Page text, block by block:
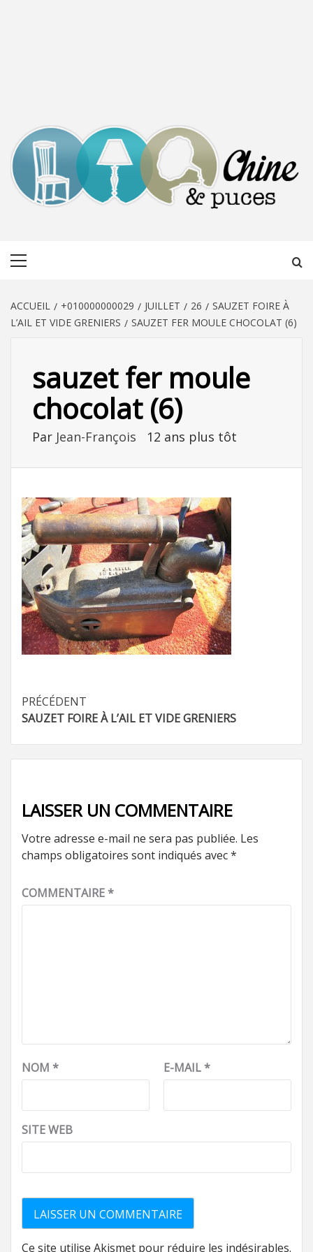
ACCUEIL +010000000029 JUILLET 26
SAUZET FOIRE À
L’AIL ET VIDE GRENIERS
SAUZET FER MOULE CHOCOLAT (6)
sauzet fer moule
chocolat (6)
Par Jean-François 12 ans plus tôt
Navigation
d’article
PRÉCÉDENT
SAUZET FOIRE À L’AIL ET VIDE GRENIERS
LAISSER UN COMMENTAIRE
Votre adresse e-mail ne sera pas publiée. Les
champs obligatoires sont indiqués avec*
COMMENTAIRE*
NOM * E-MAIL*
SITE WEB
Ce site utilise Akismet pour réduire les indésirables.